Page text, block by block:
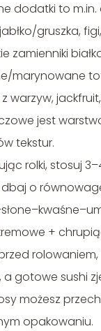
dodatki to
gruszka,
zamienniki
marynowane
warzyw,
jest
tekstur.
rolki, stosuj
dbaj o
+
gotowe sushi
możesz
opakowaniu.